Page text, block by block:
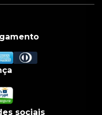
sociais